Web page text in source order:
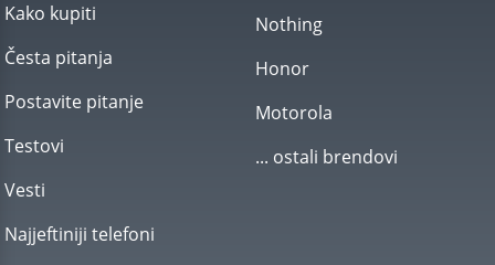
Kako kupiti
Česta pitanja
Postavite pitanje
Testovi
Vesti
Najjeftiniji telefoni
Nothing
Honor
Motorola
... ostali brendovi